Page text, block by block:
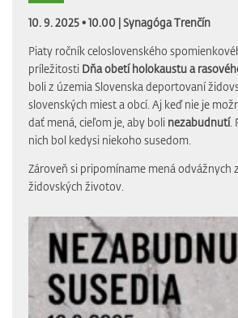
10. 9. 2025 • 10.00 |Synagóga Trenčín
Piaty ročník celoslovenského
príležitosti Dňa obetí holokaustu a
boli z územia Slovenska deportovaní
slovenských miest a obcí. Aj keď nie je
dať mená, cieľom je, aby boli nezabudnutí.
nich bol kedysi niekoho susedom.
Zároveň si pripomíname mená odvážnych
židovských životov.